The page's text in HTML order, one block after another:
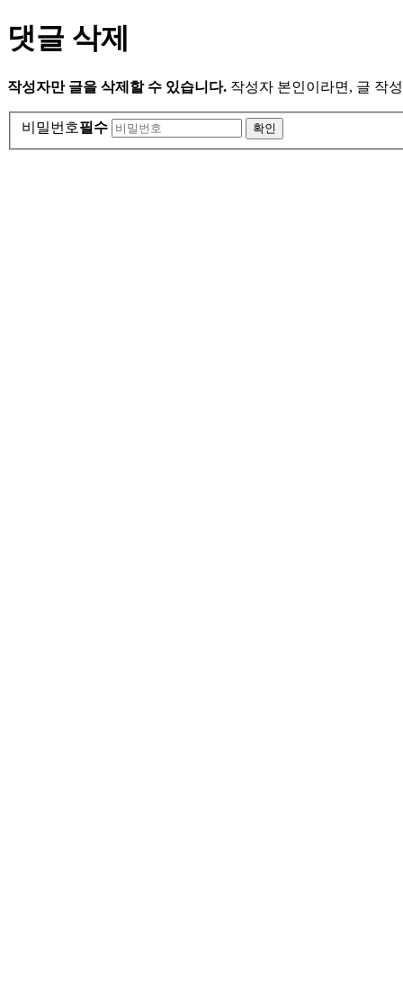
댓글 삭제
작성자만 글을 삭제할 수 있습니다. 작성자 본인이라면, 글 작
비밀번호필수